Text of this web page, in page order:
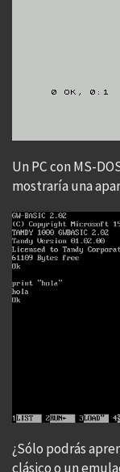
Un PC con MS-
mostraría una
¿Sólo podrás
clásico o un